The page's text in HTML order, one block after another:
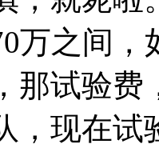
万之间
那试验费
，现在试